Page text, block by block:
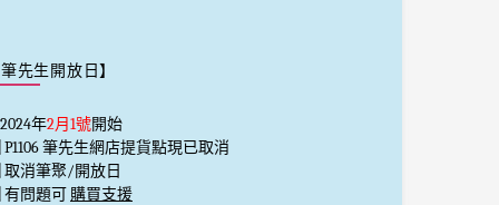
先生開放日】
年2月1號開始
P1106 筆先生網店提貨點現已取消
取消筆聚/開放日
有問題可 購買支援